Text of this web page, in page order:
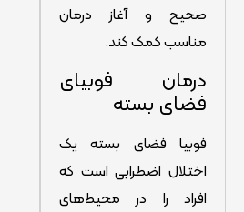
صحیح و آغاز درمان
مناسب کمک کند.
درمان فوبیای
فضای بسته
فوبیا فضای بسته یک
اختلال اضطرابی است که
افراد را در محیط‌های